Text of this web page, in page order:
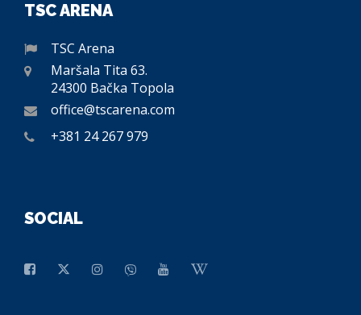
TSC ARENA
TSC Arena
Maršala Tita 63.
24300 Bačka Topola
office@tscarena.com
+381 24 267 979
SOCIAL